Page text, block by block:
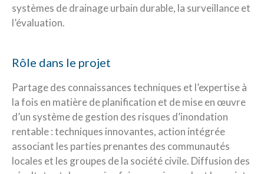
systèmes de drainage urbain durable, la surveillance et
l’évaluation.
Rôle dans le projet
Partage des connaissances techniques et l’expertise à
la fois en matière de planification et de mise en œuvre
d’un système de gestion des risques d’inondation
rentable : techniques innovantes, action intégrée
associant les parties prenantes des communautés
locales et les groupes de la société civile. Diffusion des